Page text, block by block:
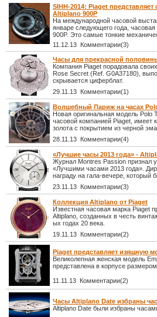
SIHH-2014: Piaget
Altiplano 900P
На международной часовой
январе следующего года,
900P. Это самые тонкие
11.12.13 Комментарии(3)
Часы для прекрасной
Компания Piaget порадовала
Rose Secret (Ref. G0A37180),
скрывается циферблат.
29.11.13 Комментарии(1)
Волшебный Париж на часах
Новая оригинальная модель Polo
часовой компанией Piaget, имеет
золота с покрытием из черной
28.11.13 Комментарии(4)
«Лучшие часы 2013 года» -
Журнал Montres Passion признал
«Лучшими часами 2013 года».
награду на гала-вечере, который
23.11.13 Комментарии(3)
Коллекция Altiplano от Piaget
Известная часовая марка Piaget
Altiplano, созданных в честь
ых годах 20 века.
19.11.13 Комментарии(2)
Piaget представляет изящную
Великолепная женская модель
представлена в корпусе
11.11.13 Комментарии(2)
Часы Altiplano Date избраны
Altiplano Date были избраны